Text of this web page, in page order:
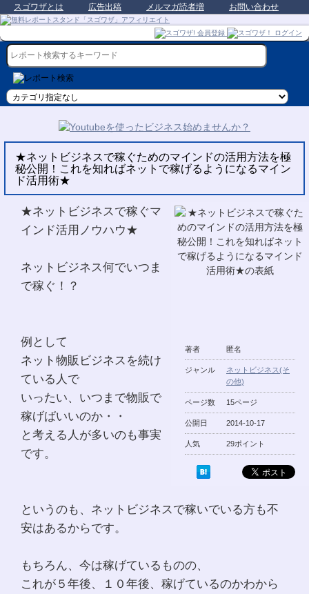
スゴワザとは 広告出稿 メルマガ読者増 お問い合わせ
★ネットビジネスで稼ぐためのマインドの活用方法を極
秘公開！これを知ればネットで稼げるようになるマイン
ド活用術★
著者 匿名
ジャンル
ネットビジネス(そ
の他)
ページ数 15ページ
公開日 2014-10-17
人気 29ポイント
★ネットビジネスで稼ぐマ
インド活用ノウハウ★
ネットビジネス何でいつま
で稼ぐ！？
例として
ネット物販ビジネスを続け
ている人で
いったい、いつまで物販で
稼げばいいのか・・
と考える人が多いのも事実
です。
というのも、ネットビジネスで稼いでいる方も不
安はあるからです。
もちろん、今は稼げているものの、
これが５年後、１０年後、稼げているのかわから